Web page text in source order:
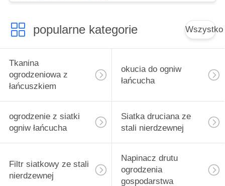
popularne kategorie Wszystko
Tkanina
ogrodzeniowa z
łańcuszkiem
okucia do ogniw
łańcucha
ogrodzenie z siatki
ogniw łańcucha
Siatka druciana ze
stali nierdzewnej
Filtr siatkowy ze stali
nierdzewnej
Napinacz drutu
ogrodzenia
gospodarstwa